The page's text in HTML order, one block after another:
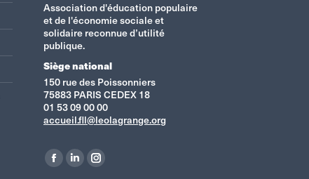
Association d'éducation populaire
et de l'économie sociale et
solidaire reconnue d’utilité
publique.
Siège national
150 rue des Poissonniers
75883 PARIS CEDEX 18
01 53 09 00 00
accueil.fll@leolagrange.org
Retrouvez-nous sur :
La
La
La